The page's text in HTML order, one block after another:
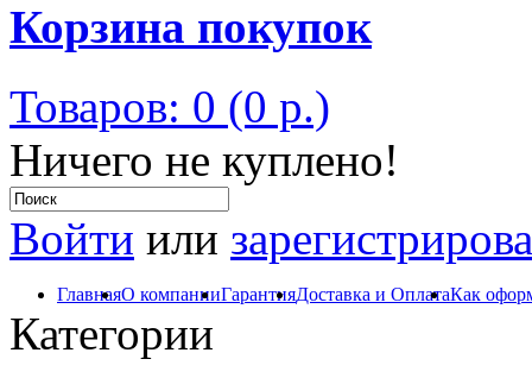
Корзина покупок
Товаров: 0 (0 р.)
Ничего не куплено!
Войти или
ГлавнаяО компанииГарантияДоставка и ОплатаКак
Категории